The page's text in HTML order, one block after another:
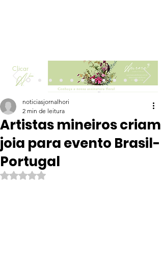
Clicar
Artistas mineiros criam
joia para evento Brasil-
Portugal
noticiasjornalhori
2 min de leitura
Avaliado com NaN de 5 estrelas.